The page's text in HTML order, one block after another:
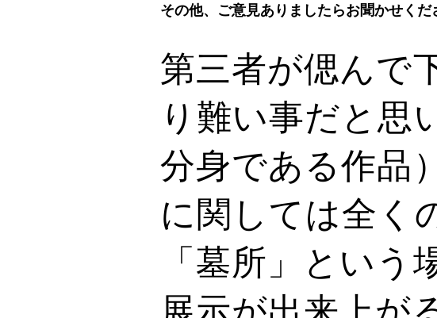
その他、ご意見ありましたらお聞かせくだ
第三者が偲んで
り難い事だと思
分身である作品
に関しては全く
「墓所」とい